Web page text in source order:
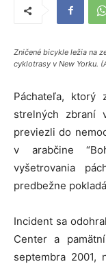
Zničené bicykle ležia na
cyklotrasy v New Yorku.
Páchateľa, ktorý
strelných zbraní
previezli do
v arabčine
vyšetrovania
predbežne
Incident sa
Center a
septembra 2001,